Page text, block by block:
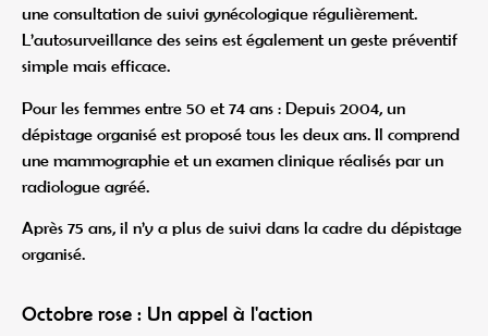
une consultation de suivi gynécologique régulièrement.
L’autosurveillance des seins est également un geste préventif
simple mais efficace.
Pour les femmes entre 50 et 74 ans : Depuis 2004, un
dépistage organisé est proposé tous les deux ans. Il comprend
une mammographie et un examen clinique réalisés par un
radiologue agréé.
Après 75 ans, il n’y a plus de suivi dans la cadre du dépistage
organisé.
Octobre rose : Un appel à l'action